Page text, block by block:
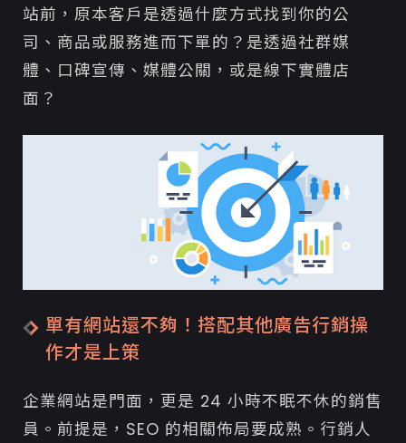
站前，原本客戶是透過什麼方式找到你的公
司、商品或服務進而下單的？是透過社群媒
體、口碑宣傳、媒體公關，或是線下實體店
面？
單有網站還不夠！搭配其他廣告行銷操
作才是上策
企業網站是門面，更是 24 小時不眠不休的銷售
員。前提是，SEO 的相關佈局要成熟。行銷人